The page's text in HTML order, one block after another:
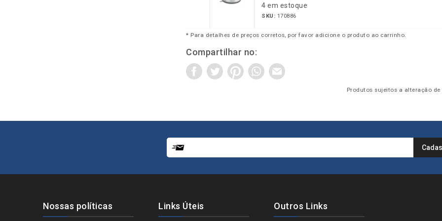
4 em estoque
SKU: 170886
* Para detalhes de preços corretos, por favor adicione o produto ao carrinho.
Compartilhar no:
Produtos sujeitos a alteração
Nossas políticas Links Úteis Outros Links